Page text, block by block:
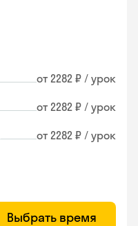
от 2282 ₽ / урок
от 2282 ₽ / урок
от 2282 ₽ / урок
Выбрать время